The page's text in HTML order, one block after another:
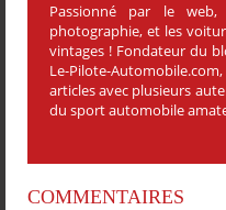
Passionné par le web,
photographie, et les
vintages ! Fondateur du
Le-Pilote-
articles avec plusieurs
du sport automobile
COMMENTAIRES